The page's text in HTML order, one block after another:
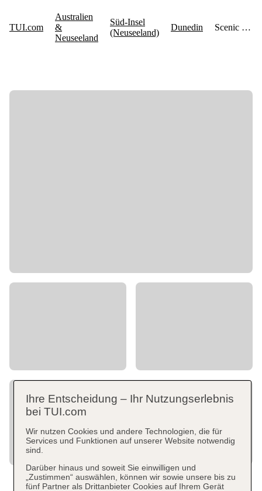
Ihre Entscheidung – Ihr Nutzungserlebnis
bei TUI.com
Wir nutzen Cookies und andere Technologien, die für
Services und Funktionen auf unserer Website notwendig
sind.
Darüber hinaus und soweit Sie einwilligen und
„Zustimmen“ auswählen, können wir sowie unsere bis zu
fünf Partner als Drittanbieter Cookies auf Ihrem Gerät